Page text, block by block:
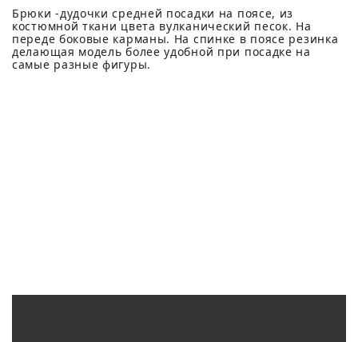
Брюки -дудочки средней посадки на поясе, из
костюмной ткани цвета вулканический песок. На
переде боковые карманы. На спинке в поясе резинка
делающая модель более удобной при посадке на
самые разные фигуры.